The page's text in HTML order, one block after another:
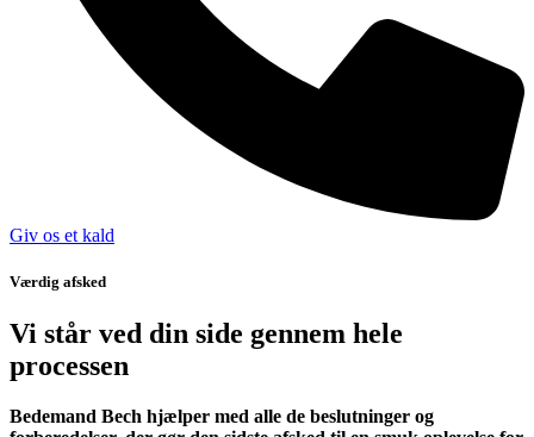
Giv os et kald
Værdig afsked
Vi står ved din side gennem hele
processen
Bedemand Bech hjælper med alle de beslutninger og